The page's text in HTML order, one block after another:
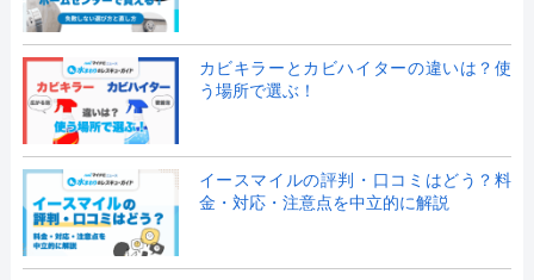
カビキラーとカビハイターの違いは？使
う場所で選ぶ！
イースマイルの評判・口コミはどう？料
金・対応・注意点を中立的に解説